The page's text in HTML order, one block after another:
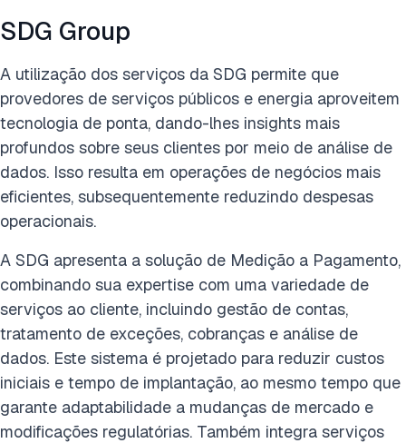
SDG Group
A utilização dos serviços da SDG permite que
provedores de serviços públicos e energia aproveitem
tecnologia de ponta, dando-lhes insights mais
profundos sobre seus clientes por meio de análise de
dados. Isso resulta em operações de negócios mais
eficientes, subsequentemente reduzindo despesas
operacionais.
A SDG apresenta a solução de Medição a Pagamento,
combinando sua expertise com uma variedade de
serviços ao cliente, incluindo gestão de contas,
tratamento de exceções, cobranças e análise de
dados. Este sistema é projetado para reduzir custos
iniciais e tempo de implantação, ao mesmo tempo que
garante adaptabilidade a mudanças de mercado e
modificações regulatórias. Também integra serviços